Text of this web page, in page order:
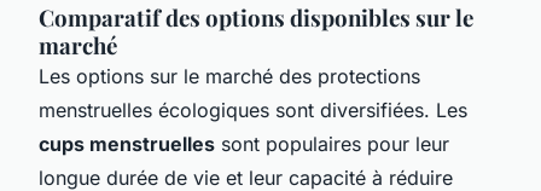
Comparatif des options disponibles sur le
marché
Les options sur le marché des protections
menstruelles écologiques sont diversifiées. Les
cups menstruelles sont populaires pour leur
longue durée de vie et leur capacité à réduire